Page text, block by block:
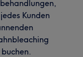
Kunden